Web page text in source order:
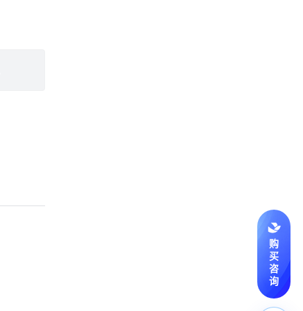
购
买
咨
询